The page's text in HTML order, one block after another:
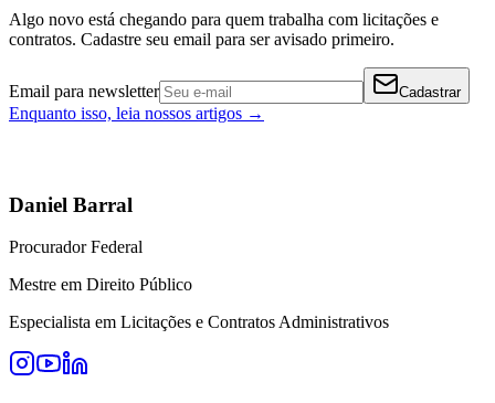
Algo novo está chegando para quem trabalha com licitações e
contratos. Cadastre seu email para ser avisado primeiro.
Email para newsletter Cadastrar
Enquanto isso, leia nossos artigos →
Daniel Barral
Procurador Federal
Mestre em Direito Público
Especialista em Licitações e Contratos Administrativos